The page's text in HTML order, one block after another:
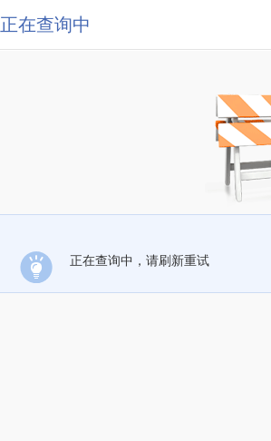
正在查询中
正在查询中，请刷新重试